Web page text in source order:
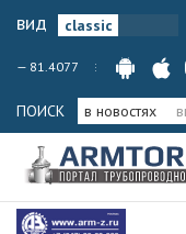
вид
— 81.4077
ПОИСК в новостях